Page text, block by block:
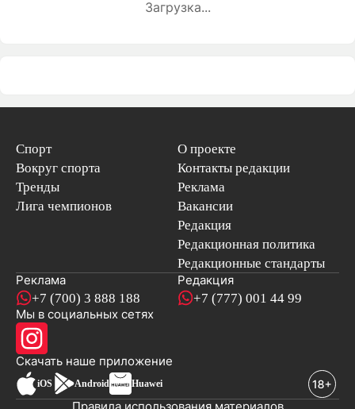
Загрузка...
Спорт
Вокруг спорта
Тренды
Лига чемпионов
О проекте
Контакты редакции
Реклама
Вакансии
Редакция
Редакционная политика
Редакционные стандарты
Реклама
+7 (700) 3 888 188
Редакция
+7 (777) 001 44 99
Мы в социальных сетях
Скачать наше приложениеновостей
iOS Android Huawei